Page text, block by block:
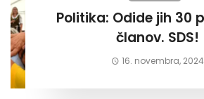
Politika: Odide jih 30 pride 600
članov. SDS!
16. novembra, 2024